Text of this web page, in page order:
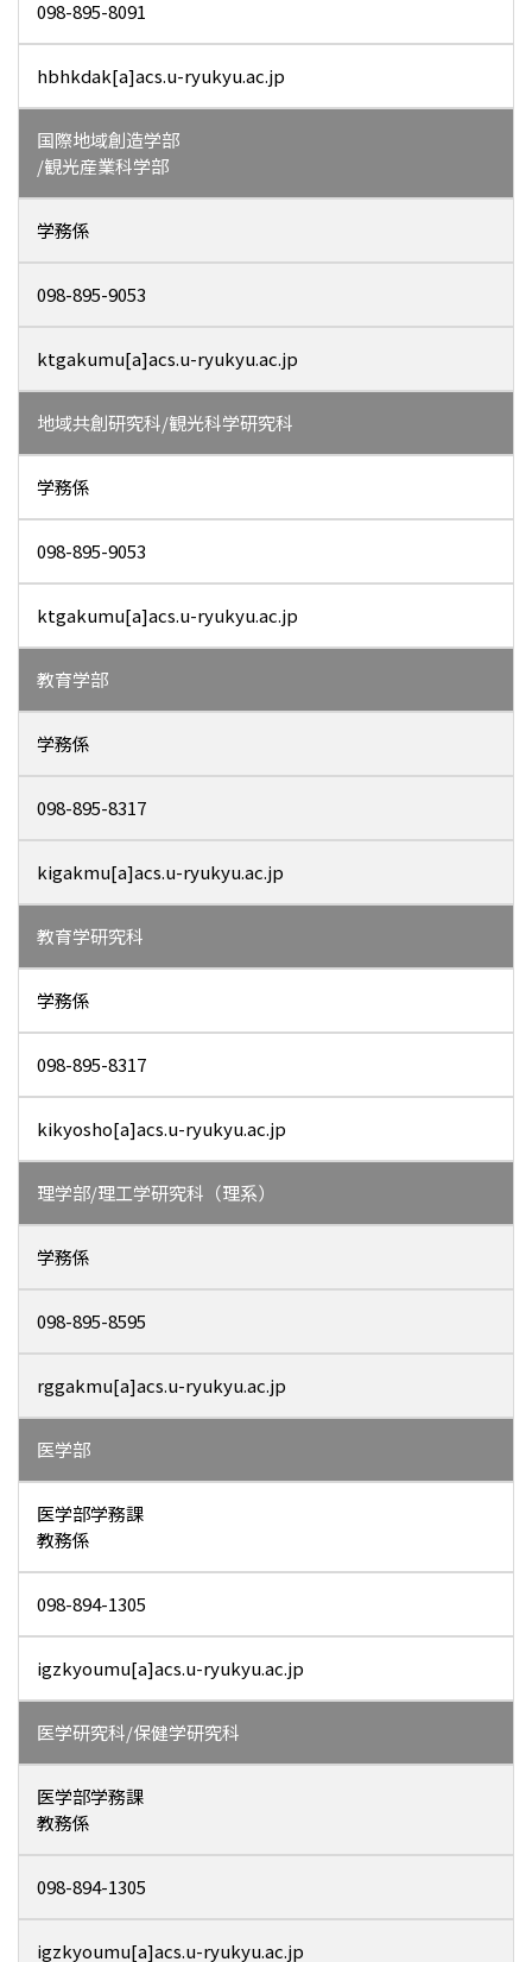
098-895-8091
hbhkdak[a]acs.u-ryukyu.ac.jp
国際地域創造学部
/観光産業科学部
学務係
098-895-9053
ktgakumu[a]acs.u-ryukyu.ac.jp
地域共創研究科/観光科学研究科
学務係
098-895-9053
ktgakumu[a]acs.u-ryukyu.ac.jp
教育学部
学務係
098-895-8317
kigakmu[a]acs.u-ryukyu.ac.jp
教育学研究科
学務係
098-895-8317
kikyosho[a]acs.u-ryukyu.ac.jp
理学部/理工学研究科（理系）
学務係
098-895-8595
rggakmu[a]acs.u-ryukyu.ac.jp
医学部
医学部学務課
教務係
098-894-1305
igzkyoumu[a]acs.u-ryukyu.ac.jp
医学研究科/保健学研究科
医学部学務課
教務係
098-894-1305
igzkyoumu[a]acs.u-ryukyu.ac.jp